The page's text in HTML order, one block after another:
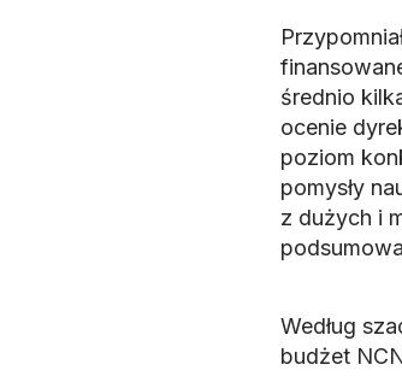
średnio
ocenie
poziom
pomysły
z dużych i
Według
budżet